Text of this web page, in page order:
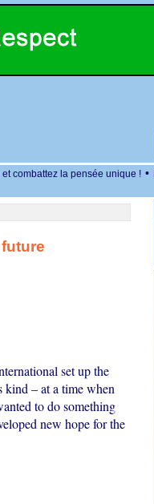
combattez la pensée unique ! •
set up the
kind – at a time when
to do something
new hope for the